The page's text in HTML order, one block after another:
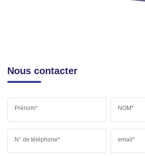
Nous contacter
Prénom* NOM*
N° de téléphone* email*